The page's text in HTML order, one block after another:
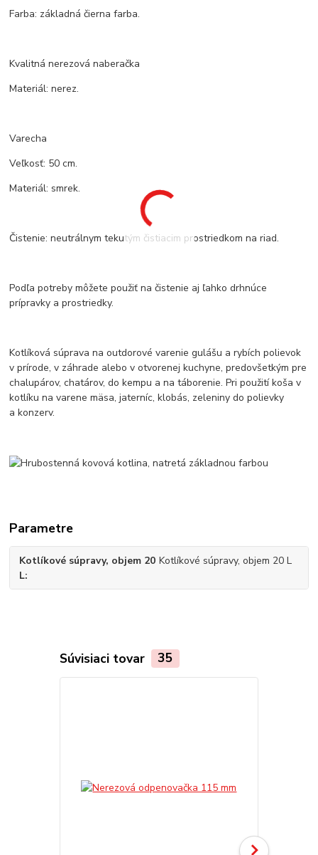
Farba: základná čierna farba.
Kvalitná nerezová naberačka
Materiál: nerez.
Varecha
Veľkosť: 50 cm.
Materiál: smrek.
Čistenie: neutrálnym tekutým čistiacim prostriedkom na riad.
Podľa potreby môžete použiť na čistenie aj ľahko drhnúce
prípravky a prostriedky.
Kotlíková súprava na outdorové varenie gulášu a rybích polievok
v prírode, v záhrade alebo v otvorenej kuchyne, predovšetkým pre
chalupárov, chatárov, do kempu a na táborenie. Pri použití koša v
kotlíku na varene mäsa, jaterníc, klobás, zeleniny do polievky
a konzerv.
Parametre
Kotlíkové súpravy, objem 20
L
Kotlíkové súpravy, objem 20 L
Súvisiaci tovar 35